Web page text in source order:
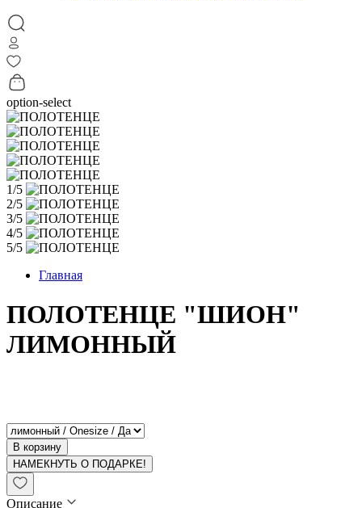
option-select
1/5
2/5
3/5
4/5
5/5
Главная
ПОЛОТЕНЦЕ "ШИОН"
ЛИМОННЫЙ
В корзину
НАМЕКНУТЬ О ПОДАРКЕ!
Описание